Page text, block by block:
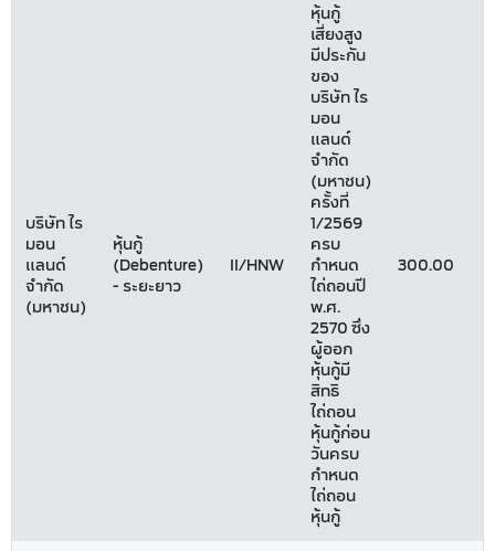
บริษัท ไร
มอน
แลนด์
จำกัด
(มหาชน)
หุ้นกู้
(Debenture)
- ระยะยาว
II/HNW
หุ้นกู้
เสี่ยงสูง
มีประกัน
ของ
บริษัท ไร
มอน
แลนด์
จำกัด
(มหาชน)
ครั้งที่
1/2569
ครบ
กำหนด
ไถ่ถอนปี
พ.ศ.
2570 ซึ่ง
ผู้ออก
หุ้นกู้มี
สิทธิ
ไถ่ถอน
หุ้นกู้ก่อน
วันครบ
กำหนด
ไถ่ถอน
หุ้นกู้
300.00